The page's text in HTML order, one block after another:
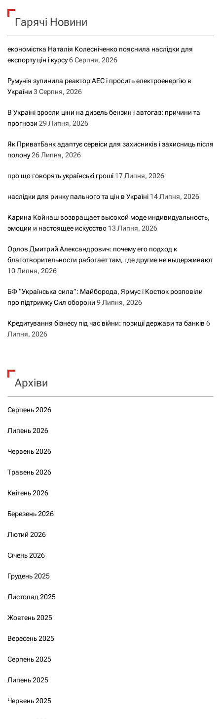
к
Гарячі Новини
економістка Наталія Колесніченко пояснила наслідки для
експорту цін і курсу6 Серпня, 2026
Румунія зупинила реактор АЕС і просить електроенергію в
України 3 Серпня, 2026
В Україні зросли ціни на дизель бензин і автогаз: причини та
прогнози 29 Липня, 2026
Як ПриватБанк адаптує сервіси для захисників і захисниць після
полону26 Липня, 2026
про що говорять українські гроші 17 Липня, 2026
наслідки для ринку пального та цін в Україні 14 Липня, 2026
Карина Койнаш возвращает высокой моде индивидуальность,
эмоции и настоящее искусство 13 Липня, 2026
Орлов Дмитрий Александрович: почему его подход к
благотворительности работает там, где другие не выдерживают
10 Липня, 2026
БФ “Українська сила”: Майборода, Ярмус і Костюк розповіли
про підтримку Сил оборони 9 Липня, 2026
Кредитування бізнесу під час війни: позиції держави та банків 6
Липня, 2026
Архіви
Серпень 2026
Липень 2026
Червень 2026
Травень 2026
Квітень 2026
Березень 2026
Лютий 2026
Січень 2026
Грудень 2025
Листопад 2025
Жовтень 2025
Вересень 2025
Серпень 2025
Липень 2025
Червень 2025